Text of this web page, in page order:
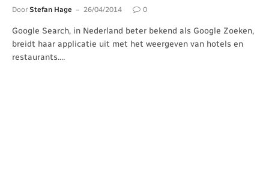
Door Stefan Hage 26/04/2014 0
Google Search, in Nederland beter bekend als Google Zoeken,
breidt haar applicatie uit met het weergeven van hotels en
restaurants.…